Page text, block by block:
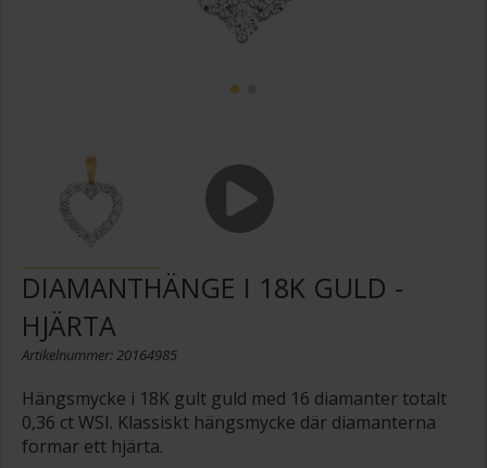
DIAMANTHÄNGE I 18K GULD -
HJÄRTA
Artikelnummer: 20164985
Hängsmycke i 18K gult guld med 16 diamanter totalt
0,36 ct WSI. Klassiskt hängsmycke där diamanterna
formar ett hjärta.